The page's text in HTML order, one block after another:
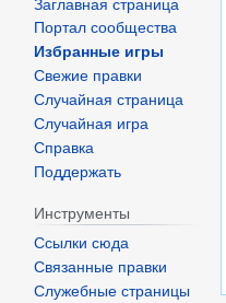
Заглавная страница
Портал сообщества
Избранные игры
Свежие правки
Случайная страница
Случайная игра
Справка
Поддержать
Инструменты
Ссылки сюда
Связанные правки
Служебные страницы